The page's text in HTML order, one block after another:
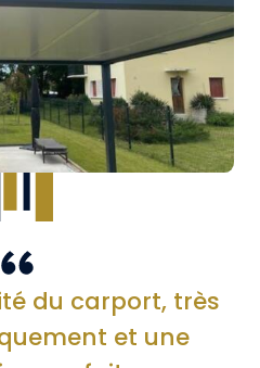
du carport, très
et une